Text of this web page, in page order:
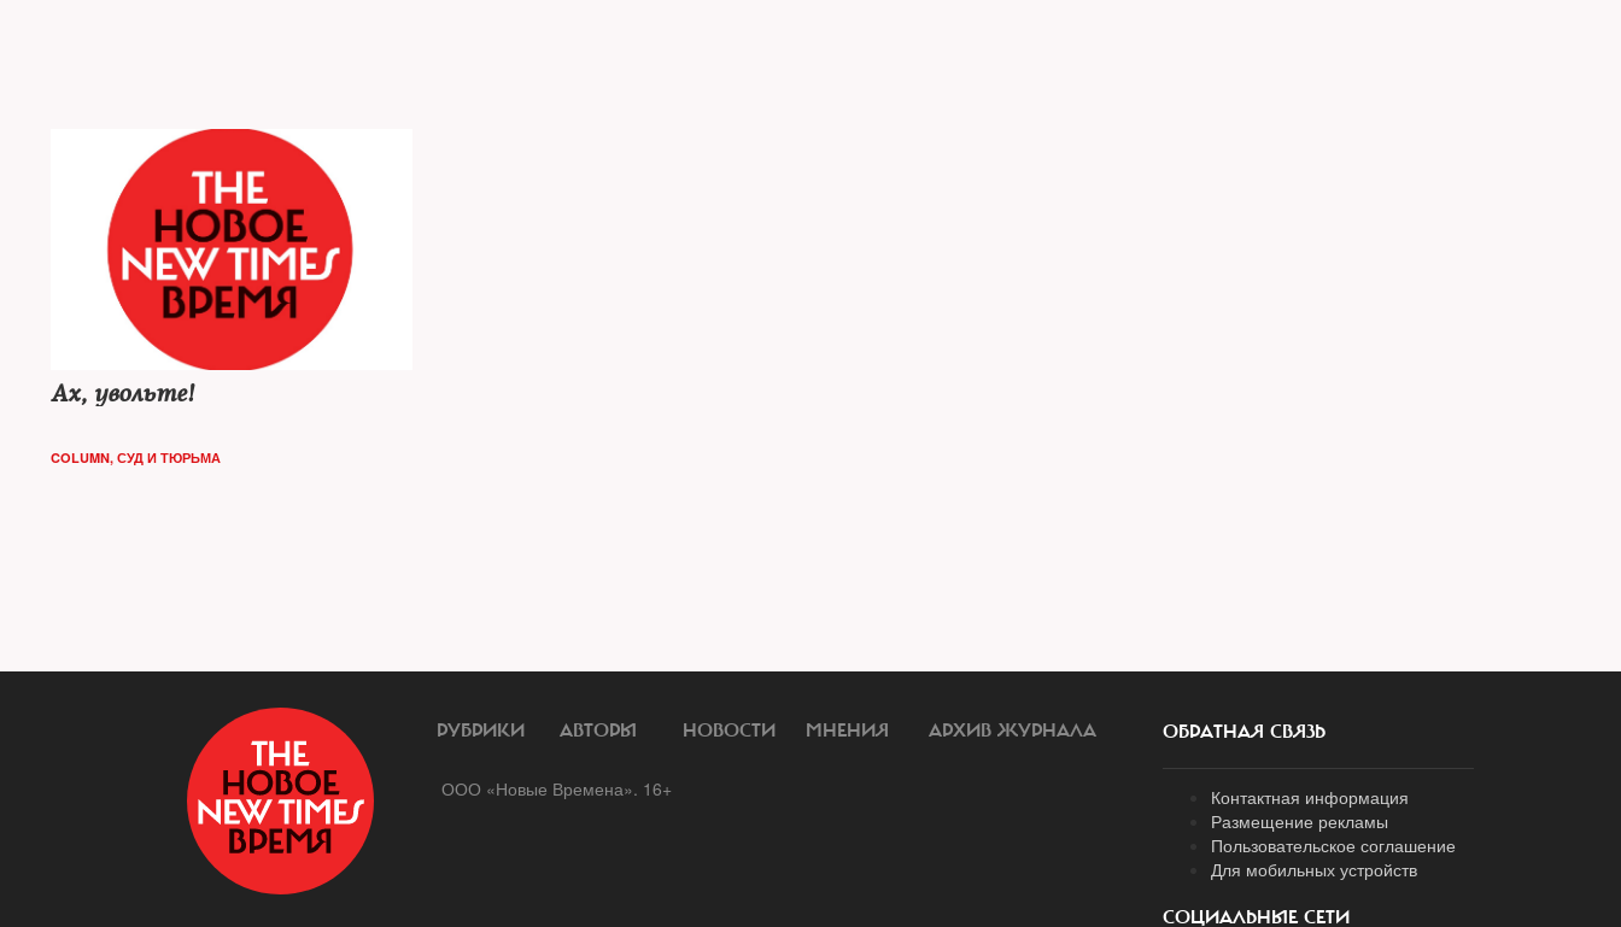
Ах, увольте!
COLUMN, СУД И ТЮРЬМА
РУБРИКИ АВТОРЫ НОВОСТИ МНЕНИЯ АРХИВ ЖУРНАЛА
ООО «Новые Времена». 16+
ОБРАТНАЯ СВЯЗЬ
Контактная информация
Размещение рекламы
Пользовательское соглашение
Для мобильных устройств
СОЦИАЛЬНЫЕ СЕТИ